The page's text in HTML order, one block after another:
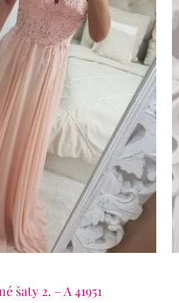
šaty 2. – A 41951